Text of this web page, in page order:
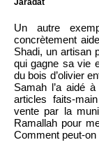
Jaradat
Un autre
concrètement
Shadi, un artisan
qui gagne sa vie
du bois d’olivier
Samah l’a aidé
articles faits-
vente par la
Ramallah pour
Comment peut-